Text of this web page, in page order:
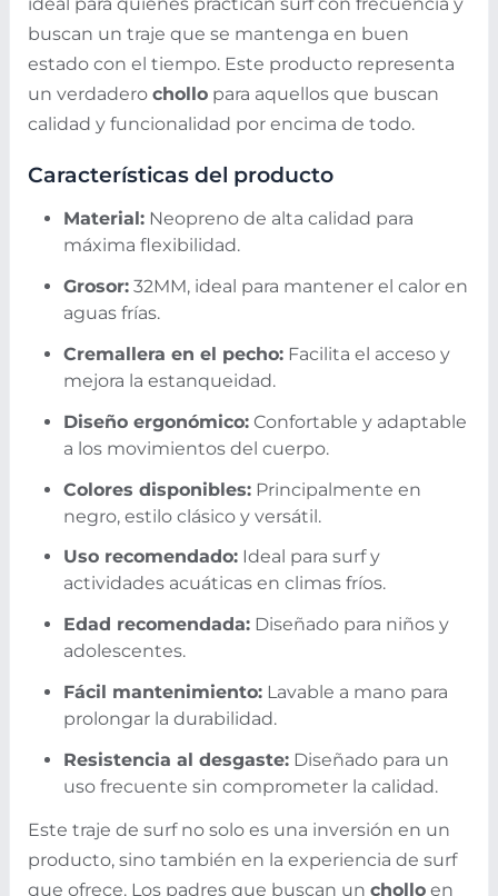
buscan un traje que se mantenga en buen
estado con el tiempo. Este producto representa
un verdadero chollo para aquellos que buscan
calidad y funcionalidad por encima de todo.
Características del producto
Material: Neopreno de alta calidad para
máxima flexibilidad.
Grosor: 32MM, ideal para mantener el calor en
aguas frías.
Cremallera en el pecho: Facilita el acceso y
mejora la estanqueidad.
Diseño ergonómico: Confortable y adaptable
a los movimientos del cuerpo.
Colores disponibles: Principalmente en
negro, estilo clásico y versátil.
Uso recomendado: Ideal para surf y
actividades acuáticas en climas fríos.
Edad recomendada: Diseñado para niños y
adolescentes.
Fácil mantenimiento: Lavable a mano para
prolongar la durabilidad.
Resistencia al desgaste: Diseñado para un
uso frecuente sin comprometer la calidad.
Este traje de surf no solo es una inversión en un
producto, sino también en la experiencia de surf
que ofrece. Los padres que buscan un chollo en